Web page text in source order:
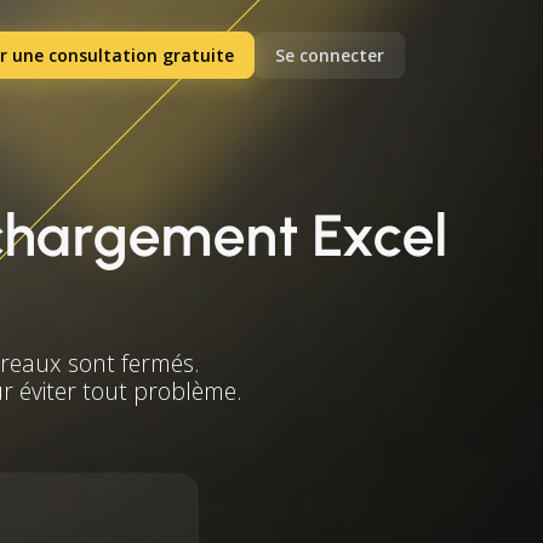
une consultation gratuite Se connecter
Excel
sont fermés.
éviter tout problème.